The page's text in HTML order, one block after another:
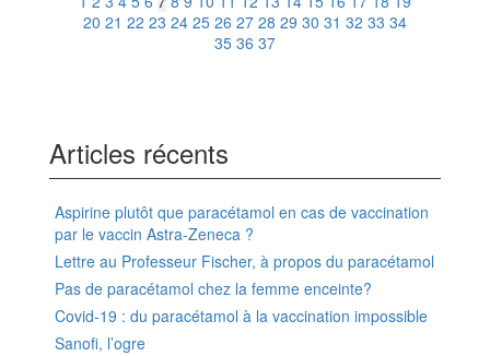
20 21 22 23 24 25 26 27 28 29 30 31 32 33 34
35 36 37
Articles récents
Aspirine plutôt que paracétamol en cas de vaccination
par le vaccin Astra-Zeneca ?
Lettre au Professeur Fischer, à propos du paracétamol
Pas de paracétamol chez la femme enceinte?
Covid-19 : du paracétamol à la vaccination impossible
Sanofi, l’ogre